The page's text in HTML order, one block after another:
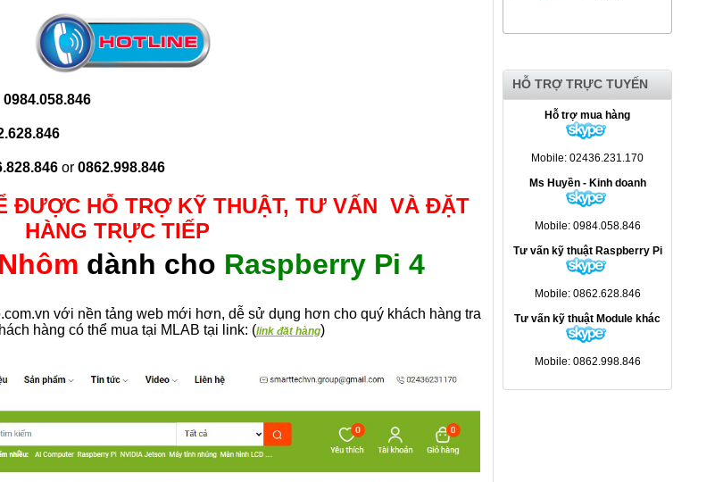
HỖ TRỢ TRỰC TUYẾN
Hỗ trợ mua hàng
Mobile: 02436.231.170
Ms Huyền - Kinh doanh
Mobile: 0984.058.846
Tư vấn kỹ thuật Raspberry Pi
Mobile: 0862.628.846
Tư vấn kỹ thuật Module khác
Mobile: 0862.998.846
0984.058.846
or 0862.998.846
ĐƯỢC HỖ TRỢ KỸ THUẬT, TƯ VẤN VÀ ĐẶT
HÀNG TRỰC TIẾP
dành cho Raspberry Pi 4
với nền tảng web mới hơn, dễ sử dụng hơn cho quý khách hàng tra
hàng có thể mua tại MLAB tại link: (link đặt hàng)